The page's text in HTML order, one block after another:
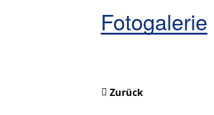
Fotogalerie
Zurück